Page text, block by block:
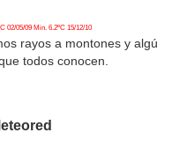
02/05/09 Min. 6.2ºC 15/12/10
rayos a montones y algú
todos conocen.